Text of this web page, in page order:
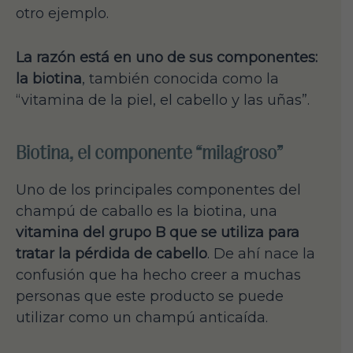
otro ejemplo.
La razón está en uno de sus componentes:
la biotina, también conocida como la
“vitamina de la piel, el cabello y las uñas”.
Biotina, el componente “milagroso”
Uno de los principales componentes del
champú de caballo es la biotina, una
vitamina del grupo B que se utiliza para
tratar la pérdida de cabello. De ahí nace la
confusión que ha hecho creer a muchas
personas que este producto se puede
utilizar como un champú anticaída.